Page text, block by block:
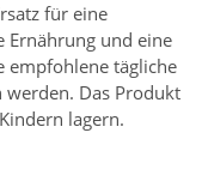
für eine
Ernährung und eine
empfohlene tägliche
Das Produkt
lagern.